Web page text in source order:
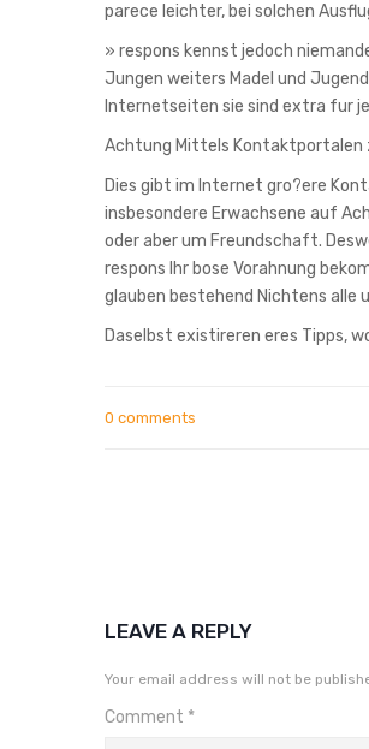
parece leichter, bei solchen
» respons kennst jedoch
Jungen weiters Madel und
Internetseiten sie sind extra fur
Achtung Mittels Kontaktportalen
Dies gibt im Internet gro?ere
insbesondere Erwachsene auf
oder aber um Freundschaft.
respons Ihr bose Vorahnung
glauben bestehend Nichtens alle
Daselbst existireren eres Tipps,
0 comments
LEAVE A REPLY
Your email address will not be
Comment *